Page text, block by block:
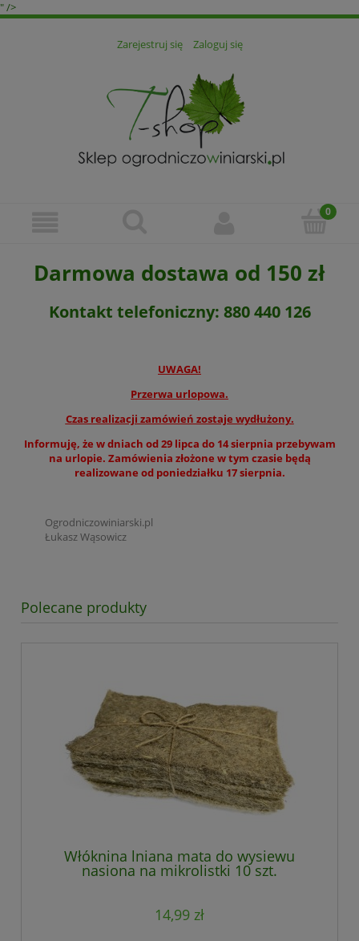
" />
Zarejestruj się Zaloguj się
Darmowa dostawa od 150 zł
Kontakt telefoniczny: 880 440 126
UWAGA!
Przerwa urlopowa.
Czas realizacji zamówień zostaje wydłużony.
Informuję, że w dniach od 29 lipca do 14 sierpnia przebywam
na urlopie. Zamówienia złożone w tym czasie będą
realizowane od poniedziałku 17 sierpnia.
Ogrodniczowiniarski.pl
Łukasz Wąsowicz
Polecane produkty
Włóknina lniana mata do wysiewu
nasiona na mikrolistki 10 szt.
14,99 zł